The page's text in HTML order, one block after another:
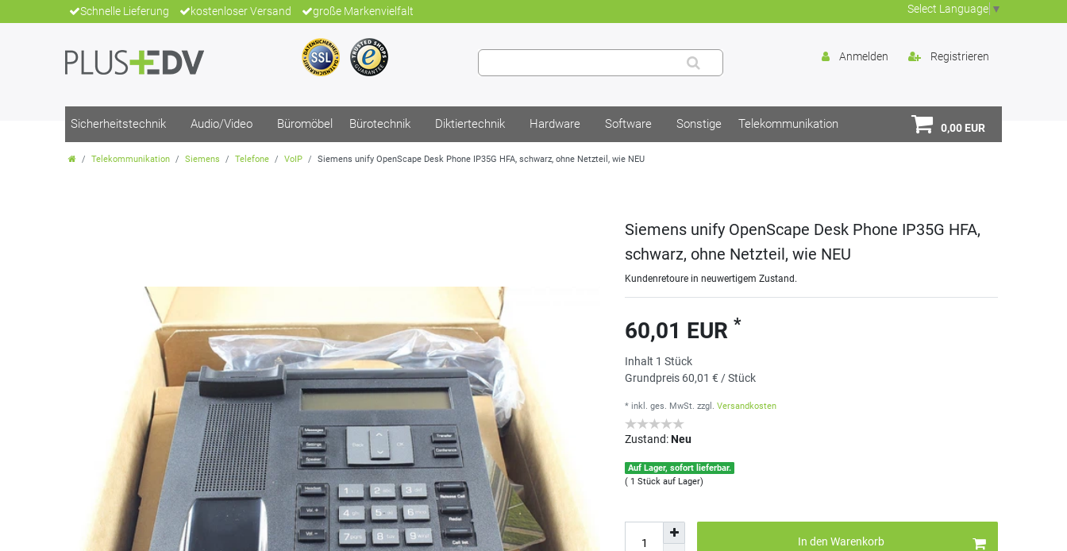
Schnelle Lieferung kostenloser Versand große Markenvielfalt Select Language ▼
Anmelden Registrieren
Sicherheitstechnik Audio/Video Büromöbel Bürotechnik Diktiertechnik Hardware Software Sonstige Telekommunikation 0,00 EUR
Telekommunikation Siemens Telefone VoIP Siemens unify OpenScape Desk Phone IP35G HFA, schwarz, ohne Netzteil, wie NEU
Siemens unify OpenScape Desk Phone IP35G HFA,
schwarz, ohne Netzteil, wie NEU
Kundenretoure in neuwertigem Zustand.
60,01 EUR *
Inhalt 1 Stück
Grundpreis 60,01 € / Stück
* inkl. ges. MwSt. zzgl. Versandkosten
Zustand:Neu
Auf Lager, sofort lieferbar.
( 1 Stück auf Lager)
In den Warenkorb